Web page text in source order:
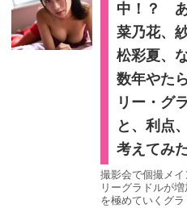
中！？ あ
菜乃花、
松彩夏、
数年やた
リー・グ
と、利点
考えてみ
撮影会で個撮メ
リーグラドルが
を極めていくグ